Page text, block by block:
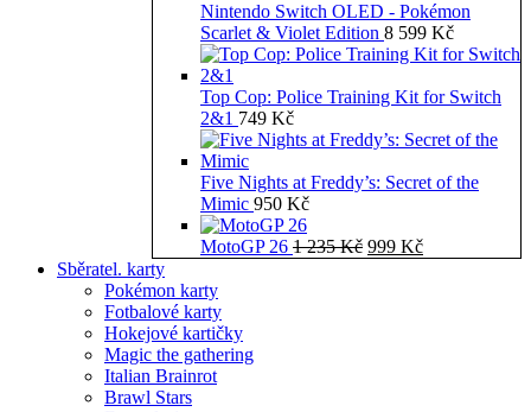
Nintendo Switch OLED - Pokémon
Scarlet & Violet Edition 8 599 Kč
Top Cop: Police Training Kit for Switch
2&1 749 Kč
Five Nights at Freddy’s: Secret of the
Mimic 950 Kč
MotoGP 26 1 235Kč Původní
999 KčAktuální
Sběratel. karty
Pokémon karty
Fotbalové karty
Hokejové kartičky
Magic the gathering
Italian Brainrot
Brawl Stars